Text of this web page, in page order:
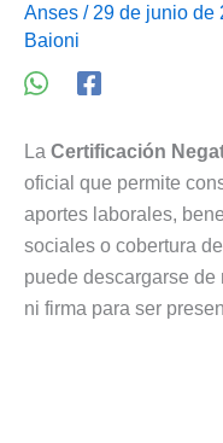
Anses / 29 de junio de
Baioni
La Certificación
oficial que permite
aportes laborales,
sociales o cobertura
puede descargarse
ni firma para ser